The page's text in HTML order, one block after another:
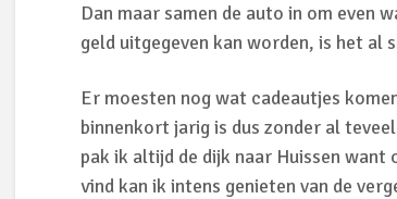
Dan maar samen de auto in om even
geld uitgegeven kan worden, is het al
Er moesten nog wat cadeautjes
binnenkort jarig is dus zonder al
pak ik altijd de dijk naar Huissen
vind kan ik intens genieten van de